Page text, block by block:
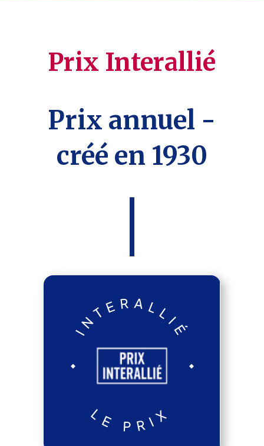
Prix Interallié
Prix annuel -
créé en 1930